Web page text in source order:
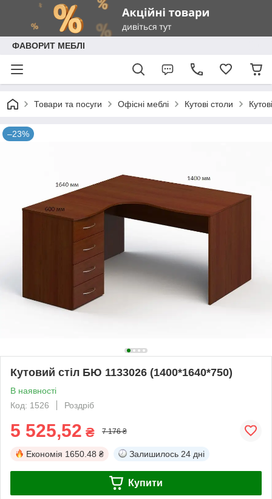
ФАВОРИТ МЕБЛІ
Товари та посуги Офісні меблі Кутові столи
–23%
Кутовий стіл БЮ 1133026 (1400*1640*750)
В наявності
Код: 1526
Роздріб
5 525,52 ₴ 7 176 ₴
Економія 1650.48 ₴ Залишилось 24 дні
Купити